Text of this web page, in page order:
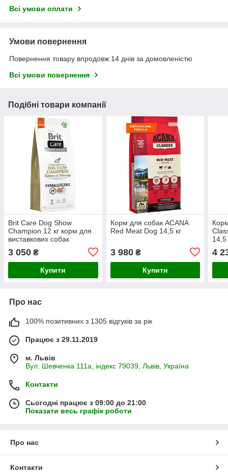
Всі умови оплати
Умови повернення
Повернення товару впродовж 14 днів за домовленістю
Всі умови повернення
Подібні товари компанії
Brit Care Dog Show
Champion 12 кг корм для
виставкових собак
3 050 ₴
Купити
Корм для собак ACANA
Red Meat Dog 14,5 кг
3 980₴
Купити
14,5
4
Про нас
100% позитивних з 1305 відгуків за рік
Працює з 29.11.2019
м. Львів
Вул. Шевченка 111а, індекс 79039, Львів, Україна
Контакти
Сьогодні працює з 09:00 до 21:00
Показати весь графік роботи
Про нас
Контакти